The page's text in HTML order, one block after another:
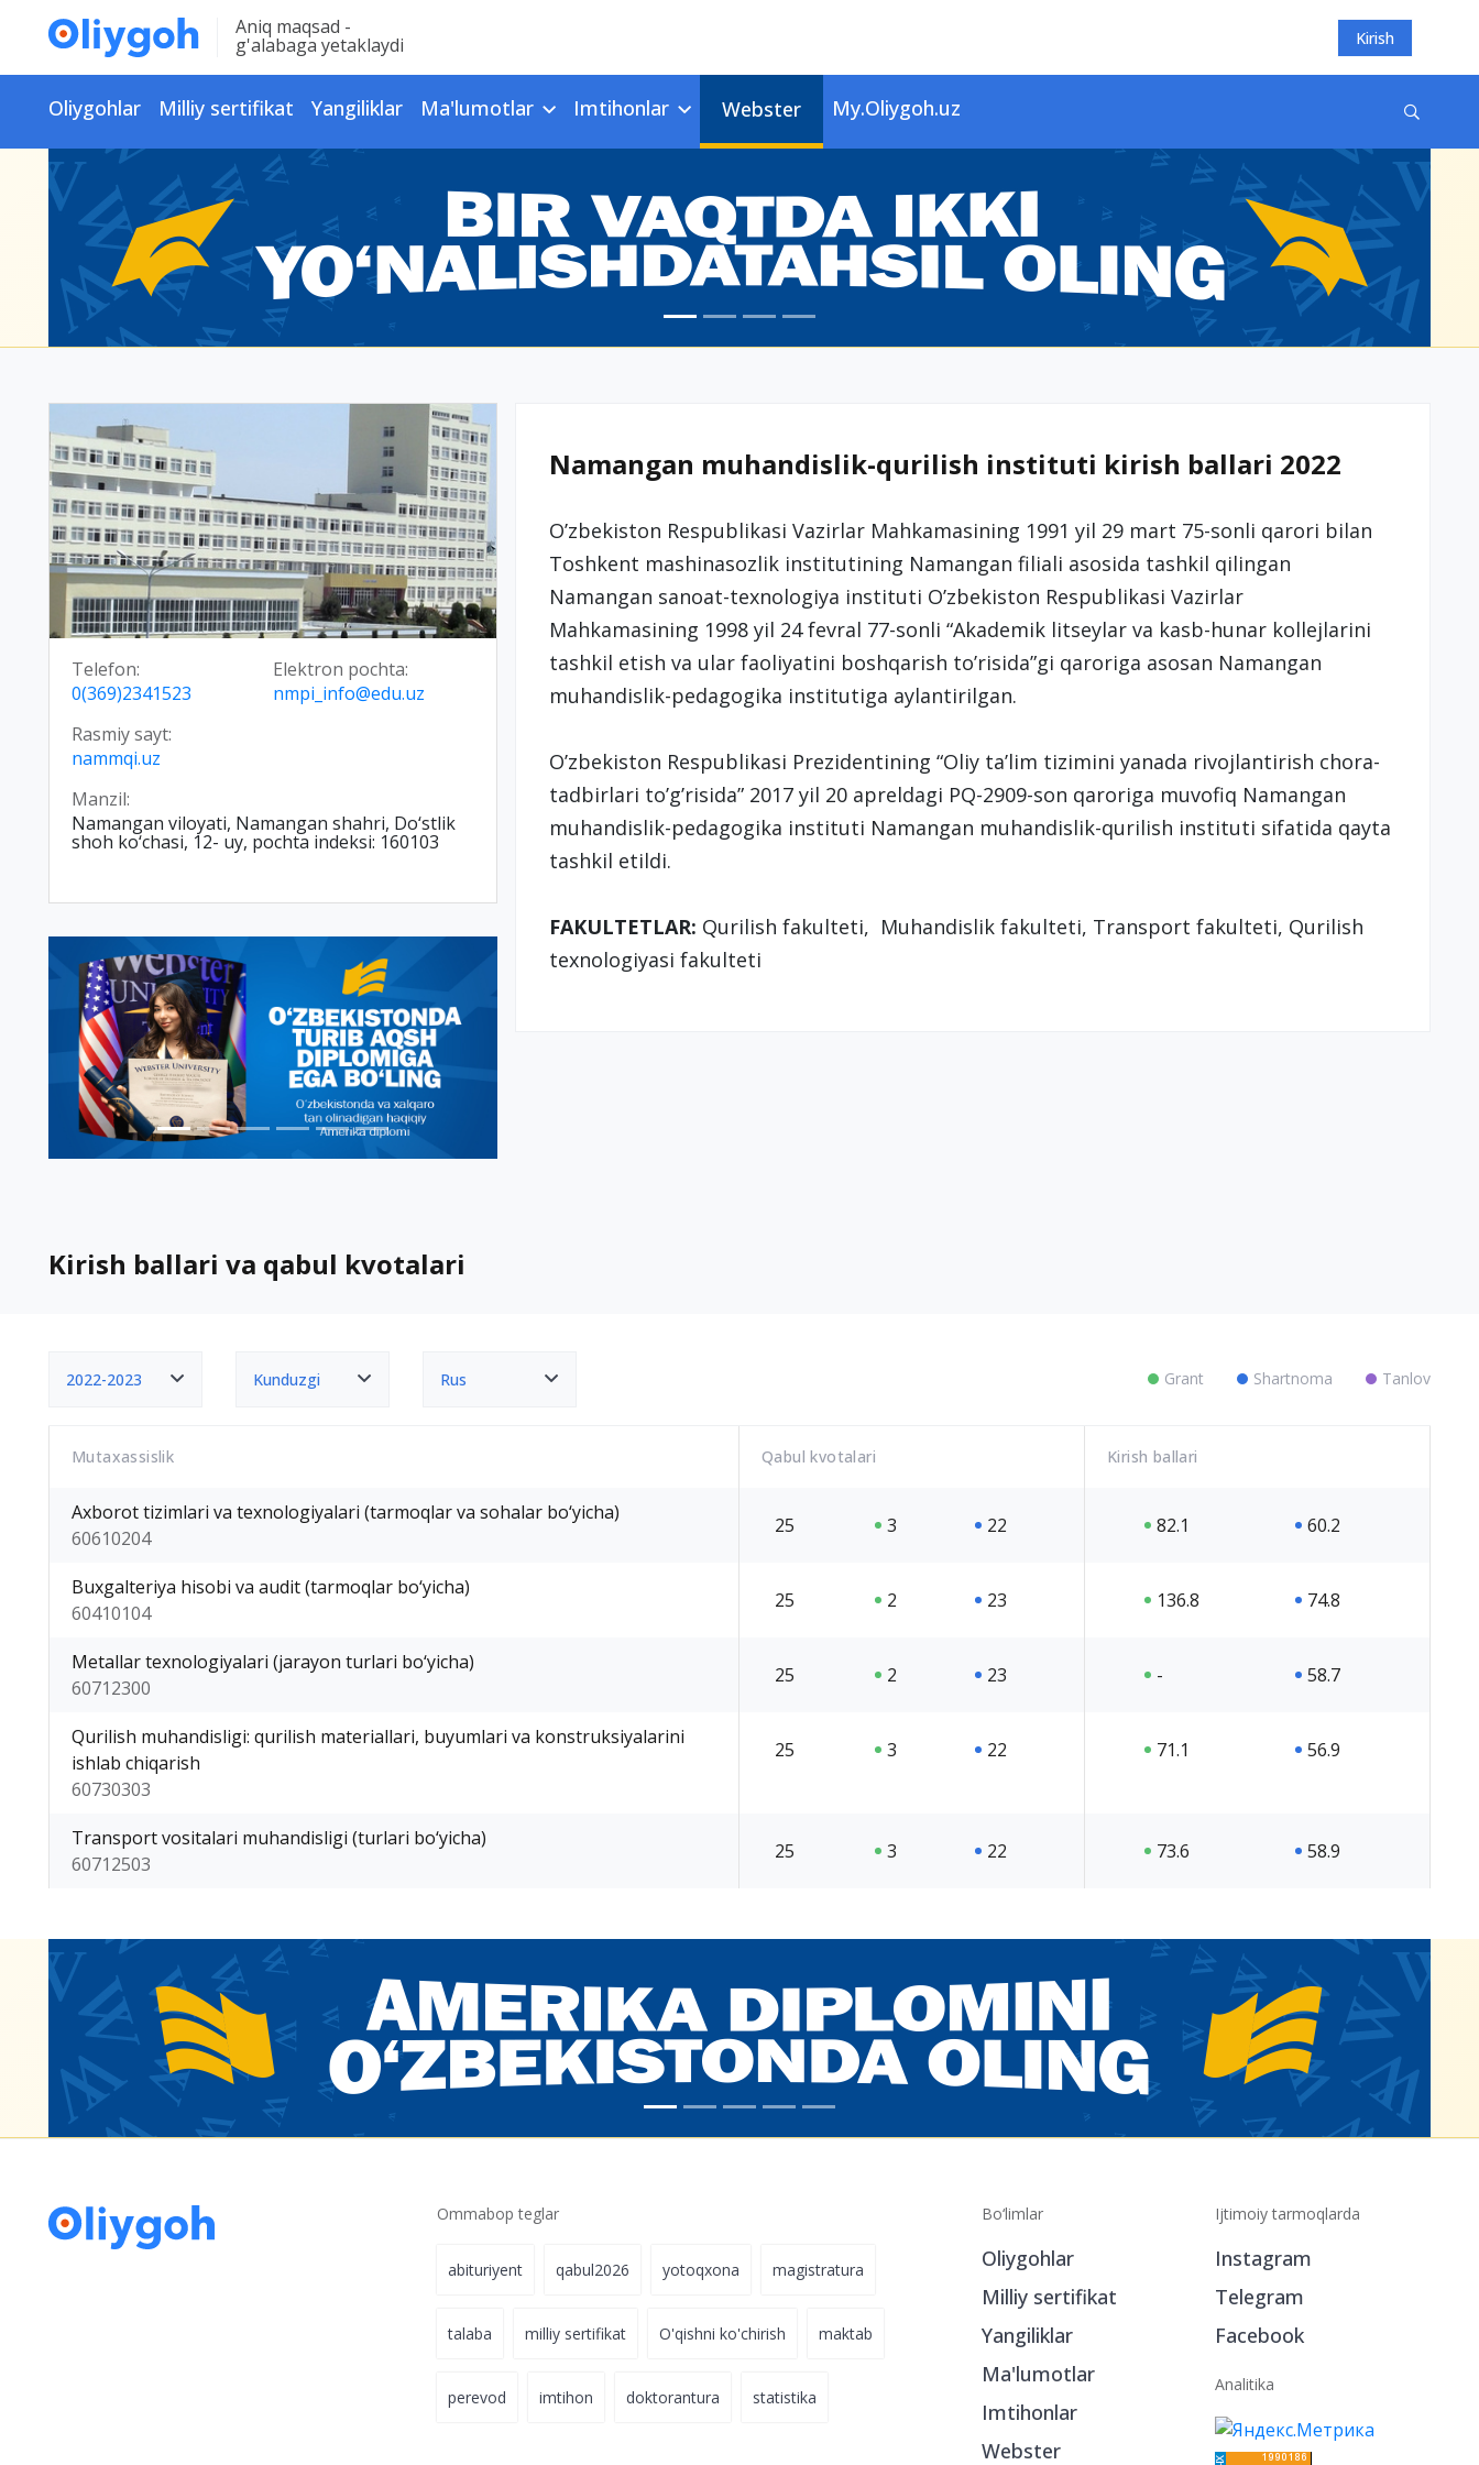
Aniq maqsad -
g'alabaga yetaklaydi Kirish
Oliygohlar Milliy sertifikat Yangiliklar Ma'lumotlar Imtihonlar Webster My.Oliygoh.uz
Telefon:
0(369)2341523
Elektron pochta:
nmpi_info@edu.uz
Rasmiy sayt:
nammqi.uz
Manzil:
Namangan viloyati, Namangan shahri, Do‘stlik
shoh ko‘chasi, 12- uy, pochta indeksi: 160103
Namangan muhandislik-qurilish instituti kirish ballari 2022
O’zbekiston Respublikasi Vazirlar Mahkamasining 1991 yil 29 mart 75-sonli qarori bilan
Toshkent mashinasozlik institutining Namangan filiali asosida tashkil qilingan
Namangan sanoat-texnologiya instituti O’zbekiston Respublikasi Vazirlar
Mahkamasining 1998 yil 24 fevral 77-sonli “Akademik litseylar va kasb-hunar kollejlarini
tashkil etish va ular faoliyatini boshqarish to’risida”gi qaroriga asosan Namangan
muhandislik-pedagogika institutiga aylantirilgan.
O’zbekiston Respublikasi Prezidentining “Oliy ta’lim tizimini yanada rivojlantirish chora-
tadbirlari to’g’risida” 2017 yil 20 apreldagi PQ-2909-son qaroriga muvofiq Namangan
muhandislik-pedagogika instituti Namangan muhandislik-qurilish instituti sifatida qayta
tashkil etildi.
FAKULTETLAR: Qurilish fakulteti, Muhandislik fakulteti, Transport fakulteti, Qurilish
texnologiyasi fakulteti
Kirish ballari va qabul kvotalari
2022-2023 Kunduzgi Rus Grant Shartnoma Tanlov
Mutaxassislik Qabul kvotalari Kirish ballari
Axborot tizimlari va texnologiyalari (tarmoqlar va sohalar bo‘yicha)
60610204
25 3 22 82.1 60.2
Buxgalteriya hisobi va audit (tarmoqlar bo‘yicha)
60410104
25 2 23 136.8 74.8
Metallar texnologiyalari (jarayon turlari bo‘yicha)
60712300
25 2 23 - 58.7
Qurilish muhandisligi: qurilish materiallari, buyumlari va konstruksiyalarini
ishlab chiqarish
60730303
25 3 22 71.1 56.9
Transport vositalari muhandisligi (turlari bo‘yicha)
60712503
25 3 22 73.6 58.9
Ommabop teglar
abituriyent qabul2026 yotoqxona magistratura
talaba milliy sertifikat O'qishni ko'chirish maktab
perevod imtihon doktorantura statistika
Bo‘limlar
Oliygohlar
Milliy sertifikat
Yangiliklar
Ma'lumotlar
Imtihonlar
Webster
Ijtimoiy tarmoqlarda
Instagram
Telegram
Facebook
Analitika